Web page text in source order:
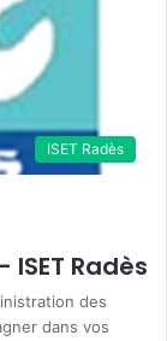
ISET Radès
Radès
des
dans vos